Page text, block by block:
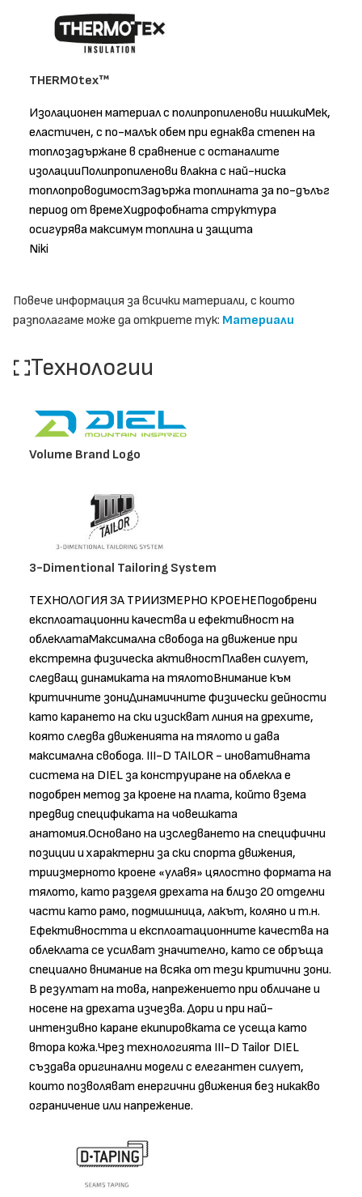
THERMOtex™
Изолационен материал с полипропиленови нишкиМек,
еластичен, с по-малък обем при еднаква степен на
топлозадържане в сравнение с останалите
изолацииПолипропиленови влакна с най-ниска
топлопроводимостЗадържа топлината за по-дълъг
период от времеХидрофобната структура
осигурява максимум топлина и защита
Niki
Повече информация за всички материали, с които
разполагаме може да откриете тук: Материали
Технологии
Volume Brand Logo
3-Dimentional Tailoring System
ТЕХНОЛОГИЯ ЗА ТРИИЗМЕРНО КРОЕНЕПодобрени
експлоатационни качества и ефективност на
облеклатаМаксимална свобода на движение при
екстремна физическа активностПлавен силует,
следващ динамиката на тялотоВнимание към
критичните зониДинамичните физически дейности
като карането на ски изискват линия на дрехите,
която следва движенията на тялото и дава
максимална свобода. III-D TAILOR - иновативната
система на DIEL за конструиране на облекла е
подобрен метод за кроене на плата, който взема
предвид спецификата на човешката
анатомия.Основано на изследването на специфични
позиции и характерни за ски спорта движения,
триизмерното кроене «улавя» цялостно формата на
тялото, като разделя дрехата на близо 20 отделни
части като рамо, подмишница, лакът, коляно и т.н.
Ефективността и експлоатационните качества на
облеклата се усилват значително, като се обръща
специално внимание на всяка от тези критични зони.
В резултат на това, напрежението при обличане и
носене на дрехата изчезва. Дори и при най-
интензивно каране екипировката се усеща като
втора кожа.Чрез технологията III-D Tailor DIEL
създава оригинални модели с елегантен силует,
които позволяват енергични движения без никакво
ограничение или напрежение.